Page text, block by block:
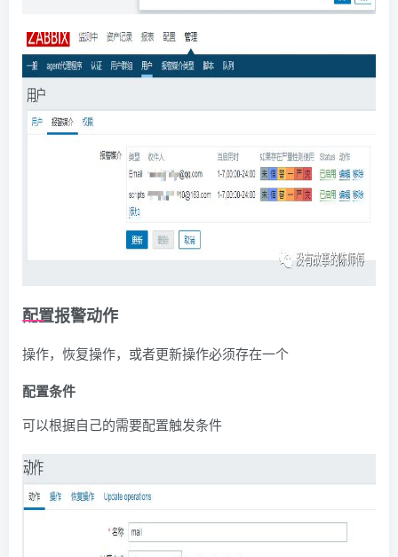
配置报警动作
操作，恢复操作，或者更新操作必须存在一个
配置条件
可以根据自己的需要配置触发条件